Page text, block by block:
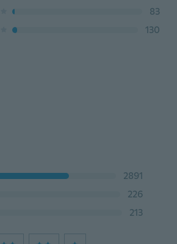
83
130
2891
226
213